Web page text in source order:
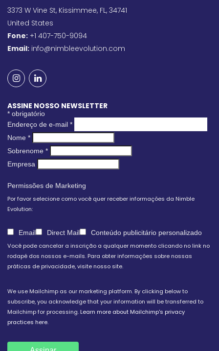
3373 W Vine St, Kissimmee, FL, 34741
United States
Fone: +1 407-750-9094
Email: info@nimbleevolution.com
ASSINE NOSSO NEWSLETTER
* obrigatório
Endereço de e-mail *
Nome *
Sobrenome *
Empresa
Permissões de Marketing
Por favor selecione como você quer receber informações da Nimble
Evolution:
Email Direct Mail
Conteúdo publicitário personalizado
Você pode cancelar a inscrição a qualquer momento clicando no link no
rodapé dos nossos e-mails. Para obter informações sobre nossas
práticas de privacidade, visite nosso site.
We use Mailchimp as our marketing platform. By clicking below to
subscribe, you acknowledge that your information will be transferred to
Mailchimp for processing.Learn more about Mailchimp's privacy
practices here.